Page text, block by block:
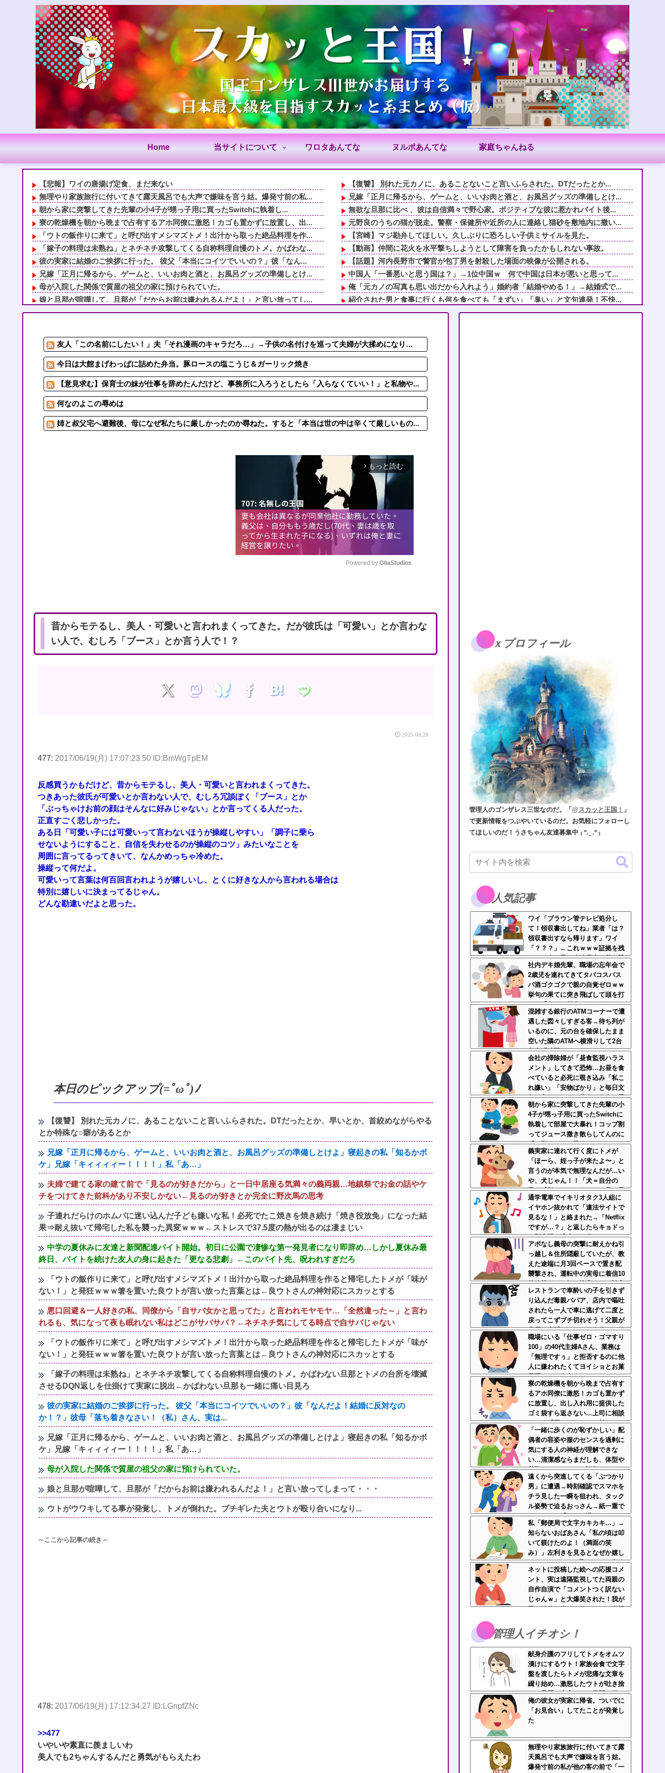
Home 当サイトについて ワロタあんてな ヌルポあんてな 家庭ちゃんねる
【悲報】ワイの唐揚げ定食、まだ来ない
無理やり家族旅行に付いてきて露天風呂でも大声で嫌味を言う姑。爆発寸前の私...
朝から家に突撃してきた先輩の小4子が甥っ子用に買ったSwitchに執着し...
寮の乾燥機を朝から晩まで占有するアホ同僚に激怒！カゴも置かずに放置し、出...
「ウトの飯作りに来て」と呼び出すメシマズトメ！出汁から取った絶品料理を作...
「嫁子の料理は未熟ね」とネチネチ攻撃してくる自称料理自慢のトメ。かばわな...
彼の実家に結婚のご挨拶に行った。 彼父「本当にコイツでいいの？」彼「なん...
兄嫁「正月に帰るから、ゲームと、いいお肉と酒と、お風呂グッズの準備しとけ...
母が入院した関係で質屋の祖父の家に預けられていた。
娘と旦那が喧嘩して、旦那が「だからお前は嫌われるんだよ！」と言い放ってし...
【悲報】 有吉、一般人に「ド正論」を叩きつけて炎上ｗｗｗｗｗｗｗｗ
紹介された男と食事に行くも何を食べても「まずい」「臭い」と文句連発！不快...
職場にいる「仕事ゼロ・ゴマすり100」の40代主婦Aさん、業務は「無理で...
子育てが一段落しふと元カレのことが懐かしくなって恋愛関係のスレを読み漁っ...
【復讐】 別れた元カノに、あることないこと言いふらされた。DTだったとか...
兄嫁「正月に帰るから、ゲームと、いいお肉と酒と、お風呂グッズの準備しとけ...
無欲な旦那に比べ 、彼は自信満々で野心家。ポジティブな彼に惹かれバイト後...
元野良のうちの猫が脱走。警察・保健所や近所の人に連絡し猫砂を敷地内に撒い...
【宮崎】マジ勘弁してほしい。久しぶりに恐ろしい子供ミサイルを見た。
【動画】仲間に花火を水平撃ちしようとして障害を負ったかもしれない事故。
【話題】河内長野市で警官が包丁男を射殺した場面の映像が公開される。
中国人「一番悪いと思う国は？」→1位中国ｗ 何で中国は日本が悪いと思って...
俺「元カノの写真も思い出だから入れよう」婚約者「結婚やめる！」→結婚式で...
紹介された男と食事に行くも何を食べても「まずい」「臭い」と文句連発！不快...
「嫁子の料理は未熟ね」とネチネチ攻撃してくる自称料理自慢のトメ。かばわな...
「嫁子の料理は未熟ね」とネチネチ攻撃してくる自称料理自慢のトメ。かばわな...
冷凍庫パンパン問題がずっと付きまとっている。ふるさと納税も頼みたいけれど...
友人「この名前にしたい！」夫「それ漫画のキャラだろ…」→子供の名付けを巡って夫婦が大揉めになり…
今日は大館まげわっぱに詰めた弁当。豚ロースの塩こうじ＆ガーリック焼き
【意見求む】保育士の妹が仕事を辞めたんだけど、事務所に入ろうとしたら「入らなくていい！」と私物や...
何なのよこの辱めは
姉と叔父宅へ避難後、母になぜ私たちに厳しかったのか尋ねた。すると「本当は世の中は辛くて厳しいもの...
arrow_forward_ios もっと読む
Powered by GliaStudios
昔からモテるし、美人・可愛いと言われまくってきた。だが彼氏は「可愛い」とか言わな
い人で、むしろ「ブース」とか言う人で！？
2025.08.28
477: 2017/06/19(月) 17:07:23.50 ID:BmWgTpEM
反感買うかもだけど、昔からモテるし、美人・可愛いと言われまくってきた。
つきあった彼氏が可愛いとか言わない人で、むしろ冗談ぽく「ブース」とか
「ぶっちゃけお前の顔はそんなに好みじゃない」とか言ってくる人だった。
正直すごく悲しかった。
ある日「可愛い子には可愛いって言わないほうが操縦しやすい」「調子に乗ら
せないようにすること、自信を失わせるのが操縦のコツ」みたいなことを
周囲に言ってるってきいて、なんかめっちゃ冷めた。
操縦って何だよ。
可愛いって言葉は何百回言われようが嬉しいし、とくに好きな人から言われる場合は
特別に嬉しいに決まってるじゃん。
どんな勘違いだよと思った。
本日のピックアップ(=ﾟωﾟ)ﾉ
【復讐】 別れた元カノに、あることないこと言いふらされた。DTだったとか、早いとか、首絞めながらやる
とか特殊な○癖があるとか
兄嫁「正月に帰るから、ゲームと、いいお肉と酒と、お風呂グッズの準備しとけよ」寝起きの私「知るかボ
ケ」兄嫁「キィィィィー！！！！」私「あ…」
夫婦で建てる家の建て前で「見るのが好きだから」と一日中居座る気満々の義両親…地鎮祭でお金の話やケ
チをつけてきた前科があり不安しかない←見るのが好きとか完全に野次馬の思考
子連れだらけのホムパに迷い込んだ子ども嫌いな私！必死でたこ焼きを焼き続け「焼き役放免」になった結
果⇒耐え抜いて帰宅した私を襲った異変ｗｗｗ←ストレスで37.5度の熱が出るのは凄まじい
中学の夏休みに友達と新聞配達バイト開始。初日に公園で凄惨な第一発見者になり即辞め…しかし夏休み最
終日、バイトを続けた友人の身に起きた「更なる悲劇」←このバイト先、呪われすぎだろ
「ウトの飯作りに来て」と呼び出すメシマズトメ！出汁から取った絶品料理を作ると帰宅したトメが「味が
ない！」と発狂ｗｗｗ箸を置いた良ウトが言い放った言葉とは←良ウトさんの神対応にスカッとする
悪口回避＆一人好きの私、同僚から「自サバ女かと思ってた」と言われモヤモヤ…「全然違った～」と言わ
れるも、気になって夜も眠れない私はどこがサバサバ？←ネチネチ気にしてる時点で自サバじゃない
「ウトの飯作りに来て」と呼び出すメシマズトメ！出汁から取った絶品料理を作ると帰宅したトメが「味が
ない！」と発狂ｗｗｗ箸を置いた良ウトが言い放った言葉とは←良ウトさんの神対応にスカッとする
「嫁子の料理は未熟ね」とネチネチ攻撃してくる自称料理自慢のトメ。かばわない旦那とトメの台所を壊滅
させるDQN返しを仕掛けて実家に脱出←かばわない旦那も一緒に痛い目見ろ
彼の実家に結婚のご挨拶に行った。 彼父「本当にコイツでいいの？」彼「なんだよ！結婚に反対なの
か！？」彼母「落ち着きなさい！（私）さん、実は...
兄嫁「正月に帰るから、ゲームと、いいお肉と酒と、お風呂グッズの準備しとけよ」寝起きの私「知るかボ
ケ」兄嫁「キィィィィー！！！！」私「あ…」
母が入院した関係で質屋の祖父の家に預けられていた。
娘と旦那が喧嘩して、旦那が「だからお前は嫌われるんだよ！」と言い放ってしまって・・・
ウトがウワキしてる事が発覚し、トメが倒れた。ブチギレた夫とウトが殴り合いになり...
～ここから記事の続き～
478: 2017/06/19(月) 17:12:34.27 ID:LGnpfZNc
>>477
いやいや素直に羨ましいわ
美人でも2ちゃんするんだと勇気がもらえたわ
ｘプロフィール
管理人のゴンザレス三世なのだ。「@スカッと王国！ 」
で更新情報をつぶやいているのだ。お気軽にフォローし
てほしいのだ！うさちゃん友達募集中 ₍ ᐢ. ̫ .ᐢ ₎
人気記事
ワイ「ブラウン管テレビ処分し
て！領収書出してね」業者「は？
領収書出すなら帰ります」ワイ
「？？？」←これｗｗｗ証拠を残
せない真っ黒な違法業者を秒で撃
退
社内デキ婚先輩、職場の忘年会で
2歳児を連れてきてタバコスパス
パ酒ゴクゴクで親の自覚ゼロｗｗ
挙句の果てに突き飛ばして頭を打
たせ「久々の外食でゆっくりした
いんだよ！」にドン引き
混雑する銀行のATMコーナーで遭
遇した図々しすぎる客→待ち列が
いるのに、元の台を確保したまま
空いた隣のATMへ横滑りして2台
占有「時間かかるねー」じゃねえ
よ横取りすんな！
会社の掃除婦が「昼食監視ハラス
メント」してきて恐怖…お昼を食
べていると必死に覗き込み「私こ
れ嫌い」「安物ばかり」と毎日文
句を言うんだが、他人の食事に異
様な執着を見せるのまじでストレ
ス
朝から家に突撃してきた先輩の小
4子が甥っ子用に買ったSwitchに
執着して部屋で大暴れ！コップ割
ってジュース撒き散らしてんのに
「お願いしたら貰えるかもｗ」と
ヘラヘラ笑って片付けもしない…
先輩にブチ切れそう
義実家に連れて行く度にトメが
「ほーら、姪っ子が来たよ〜」と
言うのが本気で無理なんだが…い
や、犬じゃん！！「犬＝自分の
子」感覚なんだろうけど、我が子
を犬の親戚扱いされるの不快なん
だが
通学電車でイキリオタク3人組に
イヤホン抜かれて「違法サイトで
見るな！」と絡まれた→「Netflix
ですが…？」と返したらキョドっ
て別車両へ逃走…20代にもなって
群れてイキってくんな
アポなし義母の突撃に耐えかね引
っ越し＆住所隠蔽していたが、教
えた途端に月3回ペースで置き配
襲撃され、運転中の実母に着信10
件連投する狂気→注意すると被害
妄想でこちらを悪人扱い・・
レストランで車酔いの子を引きず
り込んだ毒親ババア、店内で嘔吐
されたら一人で車に逃げて二度と
戻ってこずブチ切れそう！父親が
店員と床拭いてるのに自分だけ放
置とか人間性疑うわ
職場にいる「仕事ゼロ・ゴマすり
100」の40代主婦Aさん、業務は
「無理ですぅ」と拒否するのに他
人に嫌われたくてヨイショとお菓
子配りだけ全力すぎる
寮の乾燥機を朝から晩まで占有す
るアホ同僚に激怒！カゴも置かず
に放置し、出し入れ用に提供した
ゴミ袋すら返さない…上司に相談
しても「困ってるのはお前だけだ
から我慢しろ」←はぁ？！
「一緒に歩くのが恥ずかしい」配
偶者の容姿や服のセンスを過剰に
気にする人の神経が理解できな
い…清潔感ならまだしも、体型や
美醜でパートナーを評価するなよ
遠くから突進してくる「ぶつかり
男」に遭遇→時刻確認でスマホを
チラ見した一瞬を狙われ、タック
ル姿勢で迫るおっさん→紙一重で
かわしたら「なんで避けられるん
だよ！」と絶叫逃走
私「郵便局で文字カキカキ…」→
知らないおばあさん「私の頃は叩
いて躾けたのよ！（満面の笑
み）」左利きを見るとなぜか嬉し
そうにマウントを取ってくる老人
なんなん？
ネットに投稿した絵への応援コメ
ント、実は遠隔監視してた両親の
自作自演で「コメントつく訳ない
じゃんｗ」と大爆笑された！我が
子の純粋な喜びを踏みにじる毒親
管理人イチオシ！
献身介護のフリしてトメをオムツ
漬けにするウト！家族会食で文字
盤を渡したらトメが悲痛な文章を
綴り始め…激怒したウトが吐き捨
てた最悪の真実とは←世間の目し
か気にしてない最低旦那だった
俺の彼女が実家に帰省。ついでに
「お見合い」してたことが発覚し
た
無理やり家族旅行に付いてきて露
天風呂でも大声で嫌味を言う姑。
爆発寸前の私が他の客の前で「一